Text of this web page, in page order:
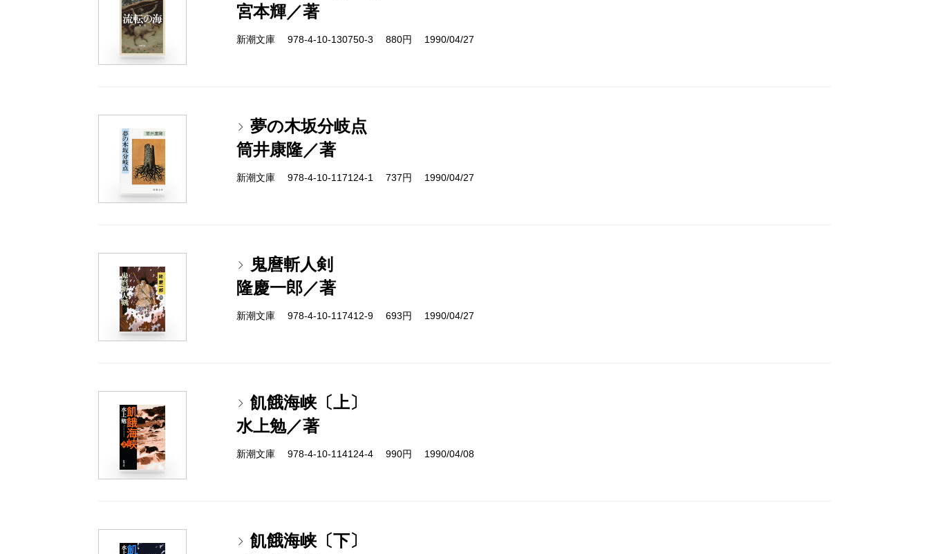
宮本輝／著
新潮文庫 978-4-10-130750-3 880円 1990/04/27
夢の木坂分岐点
筒井康隆／著
新潮文庫 978-4-10-117124-1 737円 1990/04/27
鬼麿斬人剣
隆慶一郎／著
新潮文庫 978-4-10-117412-9 693円 1990/04/27
飢餓海峡〔上〕
水上勉／著
新潮文庫 978-4-10-114124-4 990円 1990/04/08
飢餓海峡〔下〕